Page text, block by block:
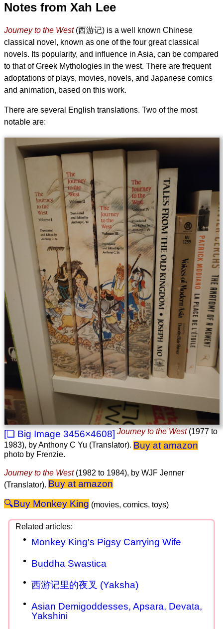
Notes from Xah Lee
Journey to the West(西游记) is a well known Chinese
classical novel, known as one of the four great classical
novels. Its popularity, and influence in Asia, can be compared
to that of Greek Mythologies in the west. There are frequent
adoptations of plays, movies, novels, and Japanese comics
and animation, based on this work.
There are several English translations. Two of the most
notable are:
3456×4608 Journey to the West(1977 to
1983), by Anthony C Yu (Translator). Buy at amazon
photo by Frenzie.
Journey to the West(1982 to 1984), by WJF Jenner
(Translator). Buy at amazon
Monkey King (movies, comics, toys)
Monkey King's Pigsy Carrying Wife
Buddha Swastica
西游记里的夜叉 (Yaksha)
Asian Demigoddesses, Apsara, Devata,
Yakshini